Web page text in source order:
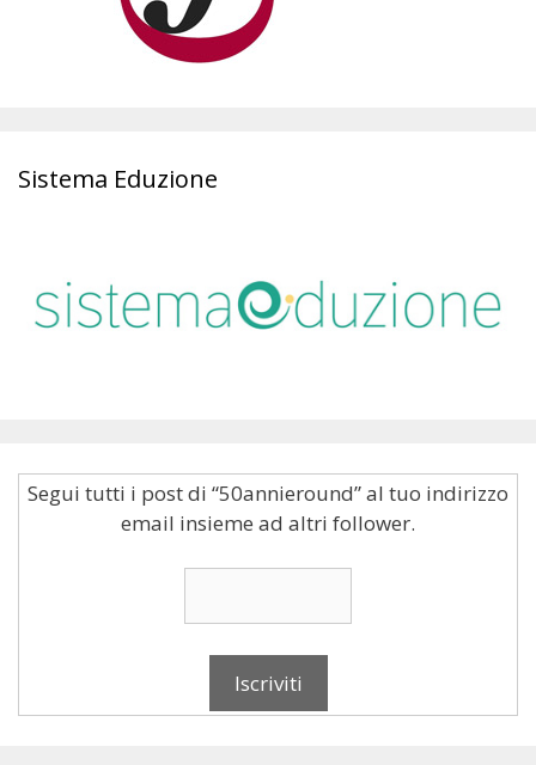
Sistema Eduzione
Segui tutti i post di “50annieround” al tuo indirizzo
email insieme ad altri follower.